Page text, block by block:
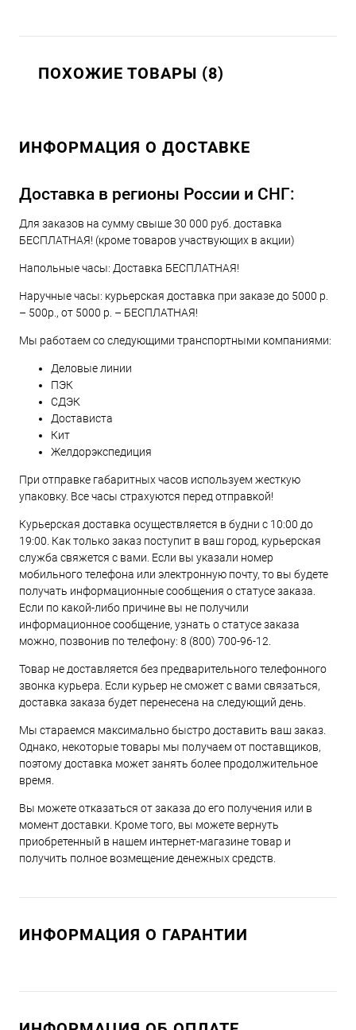
ПОХОЖИЕ ТОВАРЫ (8)
ИНФОРМАЦИЯ О ДОСТАВКЕ
Доставка в регионы России и СНГ:
Для заказов на сумму свыше 30 000 руб. доставка
БЕСПЛАТНАЯ! (кроме товаров участвующих в акции)
Напольные часы: Доставка БЕСПЛАТНАЯ!
Наручные часы: курьерская доставка при заказе до 5000 р.
– 500р., от 5000 р. – БЕСПЛАТНАЯ!
Мы работаем со следующими транспортными компаниями:
Деловые линии
ПЭК
СДЭК
Достависта
Кит
Желдорэкспедиция
При отправке габаритных часов используем жесткую
упаковку. Все часы страхуются перед отправкой!
Курьерская доставка осуществляется в будни с 10:00 до
19:00. Как только заказ поступит в ваш город, курьерская
служба свяжется с вами. Если вы указали номер
мобильного телефона или электронную почту, то вы будете
получать информационные сообщения о статусе заказа.
Если по какой-либо причине вы не получили
информационное сообщение, узнать о статусе заказа
можно, позвонив по телефону: 8 (800) 700-96-12.
Товар не доставляется без предварительного телефонного
звонка курьера. Если курьер не сможет с вами связаться,
доставка заказа будет перенесена на следующий день.
Мы стараемся максимально быстро доставить ваш заказ.
Однако, некоторые товары мы получаем от поставщиков,
поэтому доставка может занять более продолжительное
время.
Вы можете отказаться от заказа до его получения или в
момент доставки. Кроме того, вы можете вернуть
приобретенный в нашем интернет-магазине товар и
получить полное возмещение денежных средств.
ИНФОРМАЦИЯ О ГАРАНТИИ